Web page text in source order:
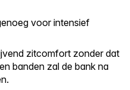
voor intensief
zitcomfort zonder dat
banden zal de bank na